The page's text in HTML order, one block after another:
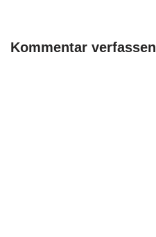
Kommentar verfassen